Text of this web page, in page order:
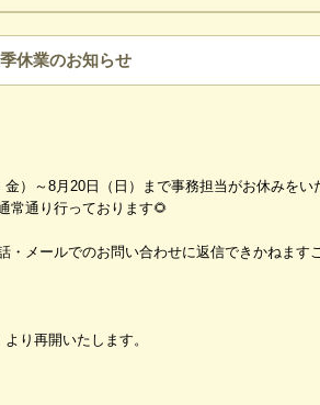
休業のお知らせ
金）～8月20日（日）まで事務担当がお休みを
常通り行っております🌻
・メールでのお問い合わせに返信できかねます
り再開いたします。